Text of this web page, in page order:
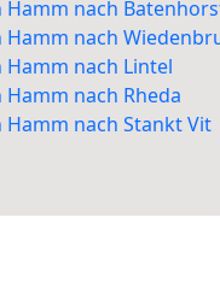
Hamm nach
Hamm nach
Hamm nach Lintel
nach Rheda
Hamm nach Stankt Vit